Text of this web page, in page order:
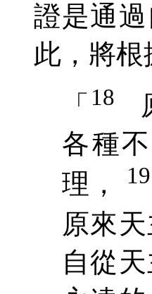
證是通
此，將
「 18
各種
理，
原來
自從